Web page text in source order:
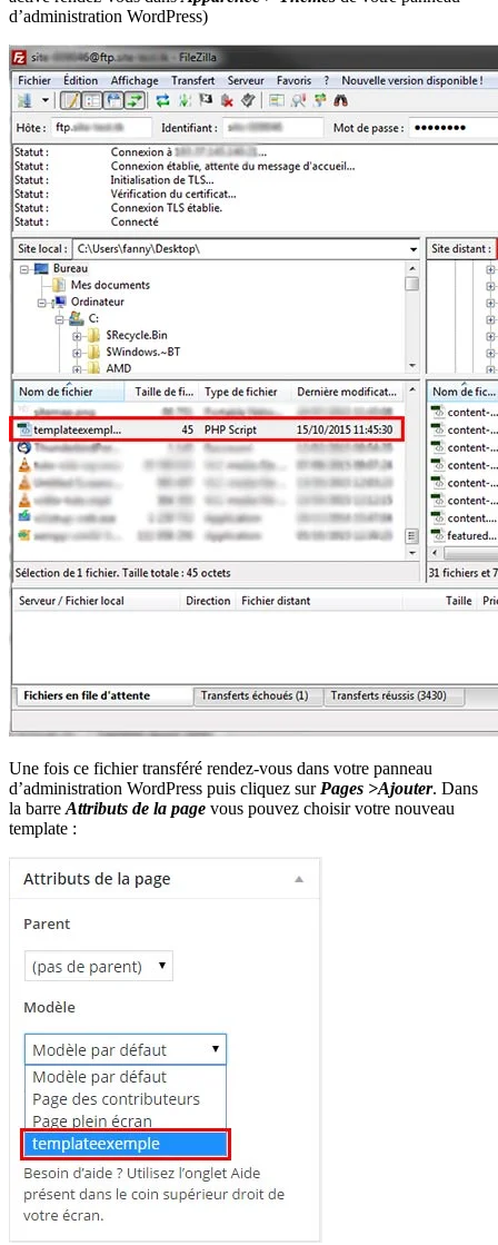
d’administration WordPress)
Une fois ce fichier transféré rendez-vous dans votre panneau
d’administration WordPress puis cliquez sur Pages >Ajouter. Dans
la barre Attributs de la page vous pouvez choisir votre nouveau
template :